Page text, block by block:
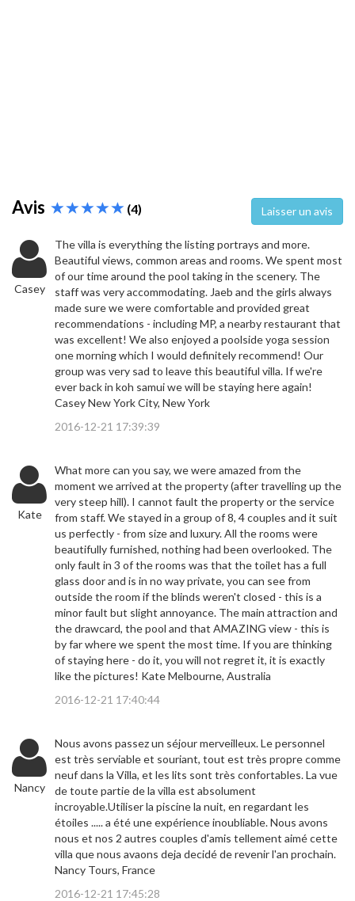
Avis (4) Laisser un avis
Casey
The villa is everything the listing portrays and more.
Beautiful views, common areas and rooms. We spent most
of our time around the pool taking in the scenery. The
staff was very accommodating. Jaeb and the girls always
made sure we were comfortable and provided great
recommendations - including MP, a nearby restaurant that
was excellent! We also enjoyed a poolside yoga session
one morning which I would definitely recommend! Our
group was very sad to leave this beautiful villa. If we're
ever back in koh samui we will be staying here again!
Casey New York City, New York
2016-12-21 17:39:39
Kate
What more can you say, we were amazed from the
moment we arrived at the property (after travelling up the
very steep hill). I cannot fault the property or the service
from staff. We stayed in a group of 8, 4 couples and it suit
us perfectly - from size and luxury. All the rooms were
beautifully furnished, nothing had been overlooked. The
only fault in 3 of the rooms was that the toilet has a full
glass door and is in no way private, you can see from
outside the room if the blinds weren't closed - this is a
minor fault but slight annoyance. The main attraction and
the drawcard, the pool and that AMAZING view - this is
by far where we spent the most time. If you are thinking
of staying here - do it, you will not regret it, it is exactly
like the pictures! Kate Melbourne, Australia
2016-12-21 17:40:44
Nancy
Nous avons passez un séjour merveilleux. Le personnel
est très serviable et souriant, tout est très propre comme
neuf dans la Villa, et les lits sont très confortables. La vue
de toute partie de la villa est absolument
incroyable.Utiliser la piscine la nuit, en regardant les
étoiles ..... a été une expérience inoubliable. Nous avons
nous et nos 2 autres couples d'amis tellement aimé cette
villa que nous avaons deja decidé de revenir l'an prochain.
Nancy Tours, France
2016-12-21 17:45:28